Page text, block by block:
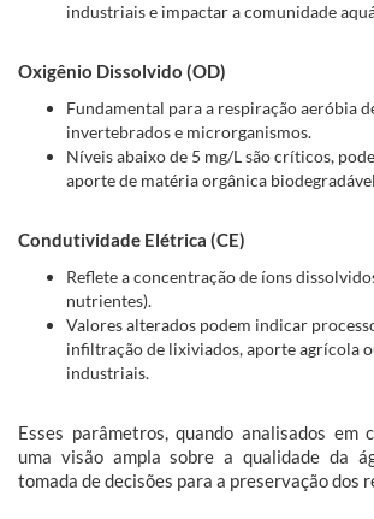
industriais e impactar a comunidade
Oxigênio Dissolvido (OD)
Fundamental para a respiração aeróbia
invertebrados e microrganismos.
Níveis abaixo de 5 mg/L são críticos,
aporte de matéria orgânica
Condutividade Elétrica (CE)
Reflete a concentração de íons
nutrientes).
Valores alterados podem indicar
infiltração de lixiviados, aporte agrícola
industriais.
Esses parâmetros, quando analisados em
uma visão ampla sobre a qualidade da
tomada de decisões para a preservação dos